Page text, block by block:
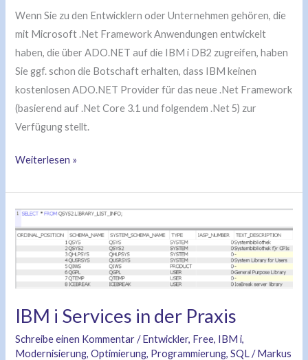
Wenn Sie zu den Entwicklern oder Unternehmen gehören, die
mit Microsoft .Net Framework Anwendungen entwickelt
haben, die über ADO.NET auf die IBM i DB2 zugreifen, haben
Sie ggf. schon die Botschaft erhalten, dass IBM keinen
kostenlosen ADO.NET Provider für das neue .Net Framework
(basierend auf .Net Core 3.1 und folgendem .Net 5) zur
Verfügung stellt.
Weiterlesen »
IBM i Services in der Praxis
Schreibe einen Kommentar /Entwickler, Free, IBM i,
Modernisierung,Optimierung, Programmierung,SQL/Markus
IBM
der
Praxis